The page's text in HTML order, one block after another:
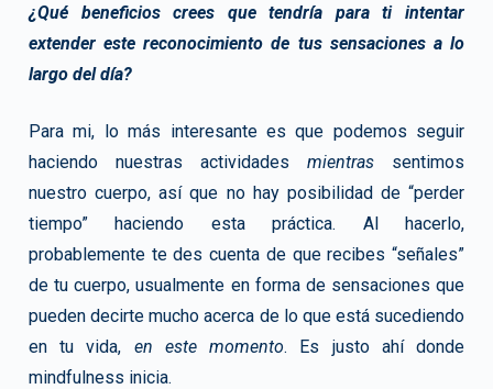
¿Qué beneficios crees que tendría para ti intentar
extender este reconocimiento de tus sensaciones a lo
largo del día?
Para mi, lo más interesante es que podemos seguir
haciendo nuestras actividades mientras sentimos
nuestro cuerpo, así que no hay posibilidad de “perder
tiempo” haciendo esta práctica. Al hacerlo,
probablemente te des cuenta de que recibes “señales”
de tu cuerpo, usualmente en forma de sensaciones que
pueden decirte mucho acerca de lo que está sucediendo
en tu vida, en este momento. Es justo ahí donde
mindfulness inicia.